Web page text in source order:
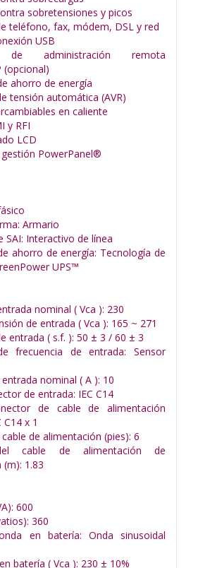
sobretensiones y picos
teléfono, fax, módem, DSL y red
USB
de administración remota
(opcional)
ahorro de energía
tensión automática (AVR)
en caliente
y RFI
LCD
PowerPanel®
Armario
SAI: Interactivo de línea
ahorro de energía: Tecnología de
UPS™
nominal ( Vca ): 230
de entrada ( Vca ): 165 ~ 271
entrada ( s.f. ): 50 ± 3 / 60 ± 3
frecuencia de entrada: Sensor
nominal ( A ): 10
de entrada: IEC C14
de cable de alimentación
C14 x 1
de alimentación (pies): 6
cable de alimentación de
1.83
600
360
en batería: Onda sinusoidal
batería ( Vca ): 230 ± 10%